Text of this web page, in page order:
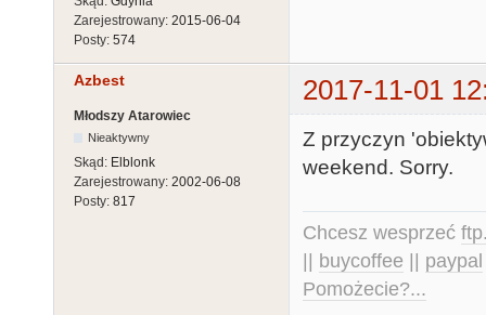
Zarejestrowany: 2015-06-04
Posty: 574
Azbest 2017-11-01
Młodszy Atarowiec
Nieaktywny
Skąd: Elblonk
Zarejestrowany: 2002-06-08
Posty: 817
Z przyczyn
weekend. Sorry.
Chcesz wesprzeć
|| buycoffee || paypal
Pomożecie?...